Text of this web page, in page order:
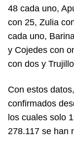
48 cada uno,
con 25, Zulia
cada uno,
y Cojedes con
con dos y
Con estos
confirmados
los cuales solo
278.117 se han